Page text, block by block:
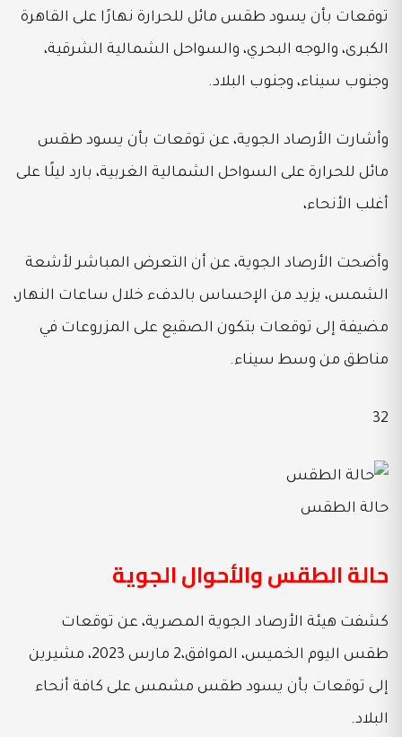
توقعات بأن يسود طقس مائل للحرارة نهارًا على القاهرة
الكبرى، والوجه البحري، والسواحل الشمالية الشرقية،
وجنوب سيناء، وجنوب البلاد.
وأشارت الأرصاد الجوية، عن توقعات بأن يسود طقس
مائل للحرارة على السواحل الشمالية الغربية، بارد ليلًا على
أغلب الأنحاء،
وأضحت الأرصاد الجوية، عن أن التعرض المباشر لأشعة
الشمس، يزيد من الإحساس بالدفء خلال ساعات النهار،
مضيفة إلى توقعات بتكون الصقيع على المزروعات في
مناطق من وسط سيناء.
32
حالة الطقس
حالة الطقس والأحوال الجوية
كشفت هيئة الأرصاد الجوية المصرية، عن توقعات
طقس اليوم الخميس، الموافق،2 مارس 2023، مشيرين
إلى توقعات بأن يسود طقس مشمس على كافة أنحاء
البلاد.